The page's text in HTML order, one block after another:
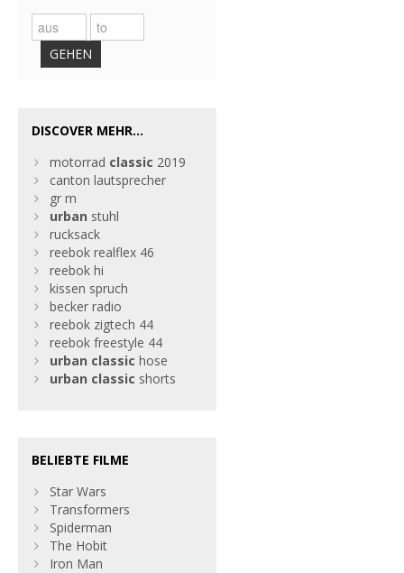
GEHEN
DISCOVER MEHR...
motorrad classic 2019
canton lautsprecher
gr m
urban stuhl
rucksack
reebok realflex 46
reebok hi
kissen spruch
becker radio
reebok zigtech 44
reebok freestyle 44
urban classic hose
urban classic shorts
BELIEBTE FILME
Star Wars
Transformers
Spiderman
The Hobit
Iron Man